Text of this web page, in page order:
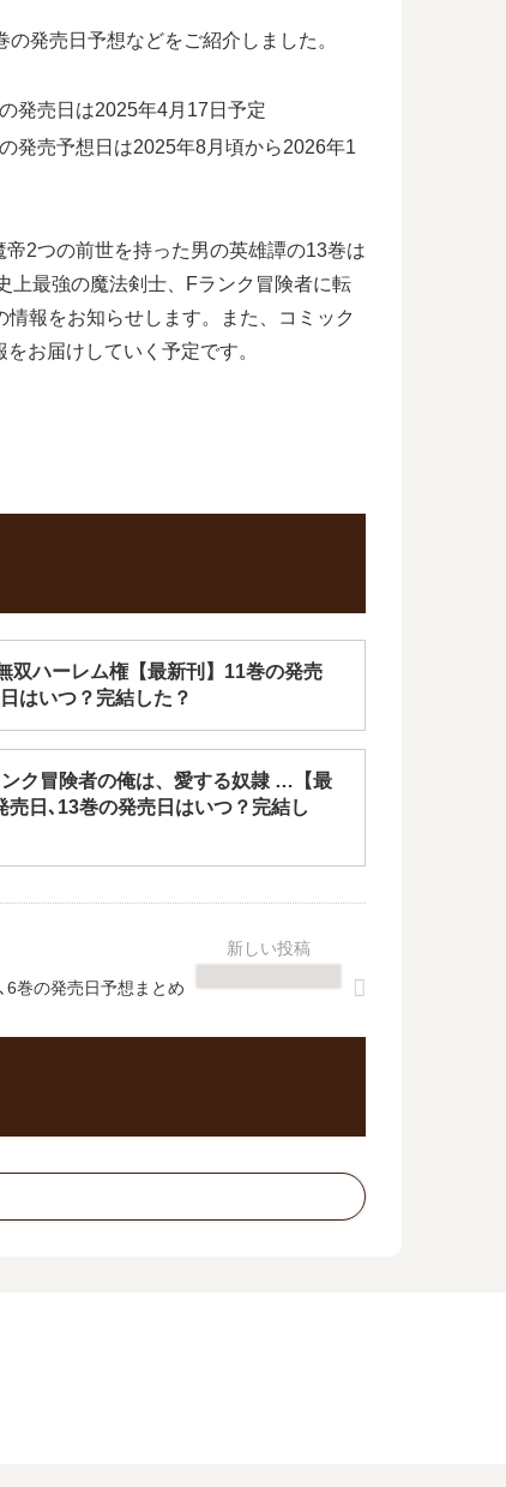
発売日予想などをご紹介しました。
発売日は2025年4月17日予定
発売予想日は2025年8月頃から2026年1
2つの前世を持った男の英雄譚の13巻は
上最強の魔法剣士、Fランク冒険者に転
報をお知らせします。また、コミック
お届けしていく予定です。
双ハーレム権【最新刊】11巻の発売
はいつ？完結した？
ク冒険者の俺は、愛する奴隷 …【最
売日､13巻の発売日はいつ？完結し
巻の発売日予想まとめ